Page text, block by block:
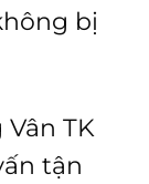
bị
TK
tận